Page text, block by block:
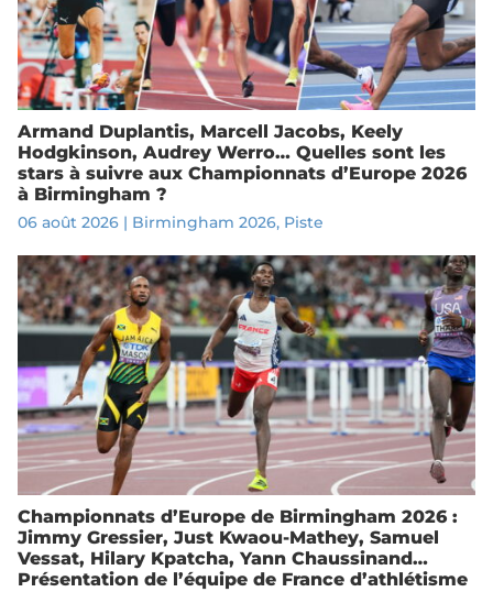
Armand Duplantis, Marcell Jacobs, Keely
Hodgkinson, Audrey Werro… Quelles sont les
stars à suivre aux Championnats d’Europe 2026
à Birmingham ?
06 août 2026| Birmingham 2026, Piste
Championnats d’Europe de Birmingham 2026 :
Jimmy Gressier, Just Kwaou-Mathey, Samuel
Vessat, Hilary Kpatcha, Yann Chaussinand…
Présentation de l’équipe de France d’athlétisme